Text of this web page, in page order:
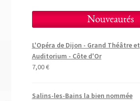
Nouveautés
L'Opéra de Dijon - Grand Théâtre et
Auditorium - Côte d'Or
7,00€
Salins-les-Bains la bien nommée